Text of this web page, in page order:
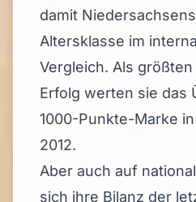
damit
Altersklasse im
Vergleich. Als
Erfolg werten sie das
1000-Punkte-Marke
2012.
Aber auch auf
sich ihre Bilanz der